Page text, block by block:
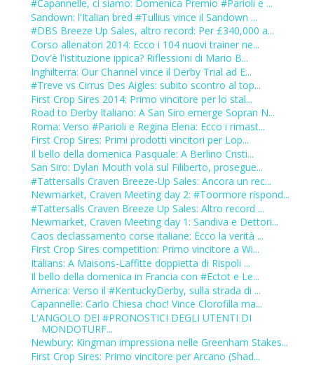
#Capannelle, ci siamo: Domenica Premio #Parioli e ...
Sandown: l'Italian bred #Tullius vince il Sandown ...
#DBS Breeze Up Sales, altro record: Per £340,000 a...
Corso allenatori 2014: Ecco i 104 nuovi trainer ne...
Dov'è l'istituzione ippica? Riflessioni di Mario B...
Inghilterra: Our Channel vince il Derby Trial ad E...
#Treve vs Cirrus Des Aigles: subito scontro al top...
First Crop Sires 2014: Primo vincitore per lo stal...
Road to Derby Italiano: A San Siro emerge Sopran N...
Roma: Verso #Parioli e Regina Elena: Ecco i rimast...
First Crop Sires: Primi prodotti vincitori per Lop...
Il bello della domenica Pasquale: A Berlino Cristi...
San Siro: Dylan Mouth vola sul Filiberto, prosegue...
#Tattersalls Craven Breeze-Up Sales: Ancora un rec...
Newmarket, Craven Meeting day 2: #Toormore rispond...
#Tattersalls Craven Breeze Up Sales: Altro record ...
Newmarket, Craven Meeting day 1: Sandiva e Dettori...
Caos declassamento corse italiane: Ecco la verità ...
First Crop Sires competition: Primo vincitore a Wi...
Italians: A Maisons-Laffitte doppietta di Rispoli ...
Il bello della domenica in Francia con #Ectot e Le...
America: Verso il #KentuckyDerby, sulla strada di ...
Capannelle: Carlo Chiesa choc! Vince Clorofilla ma...
L'ANGOLO DEI #PRONOSTICI DEGLI UTENTI DI
MONDOTURF...
Newbury: Kingman impressiona nelle Greenham Stakes...
First Crop Sires: Primo vincitore per Arcano (Shad...